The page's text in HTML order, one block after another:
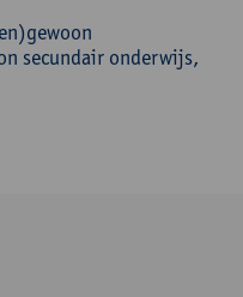
secundair onderwijs,